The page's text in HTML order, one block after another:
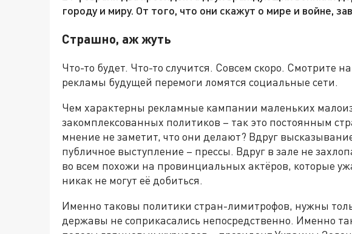
городу и миру. От того, что они скажут о мире и войне,
Страшно, аж жуть
Что-то будет. Что-то случится. Совсем скоро. Смотрите
рекламы будущей перемоги ломятся социальные сети.
Чем характерны рекламные кампании маленьких
закомплексованных политиков – так это постоянным
мнение не заметит, что они делают? Вдруг
публичное выступление – прессы. Вдруг в зале не
во всем похожи на провинциальных актёров, которые
никак не могут её добиться.
Именно таковы политики стран-лимитрофов, нужны
державы не соприкасались непосредственно. Именно